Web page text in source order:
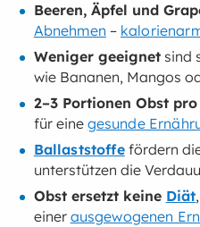
Beeren, Äpfel und
Abnehmen –
Weniger geeignetsind
wie Bananen, Mangos
2–3 Portionen Obst pro
für eine gesunde
Ballaststoffefördern
unterstützen die
Obst ersetzt keine Diät
einer ausgewogenen